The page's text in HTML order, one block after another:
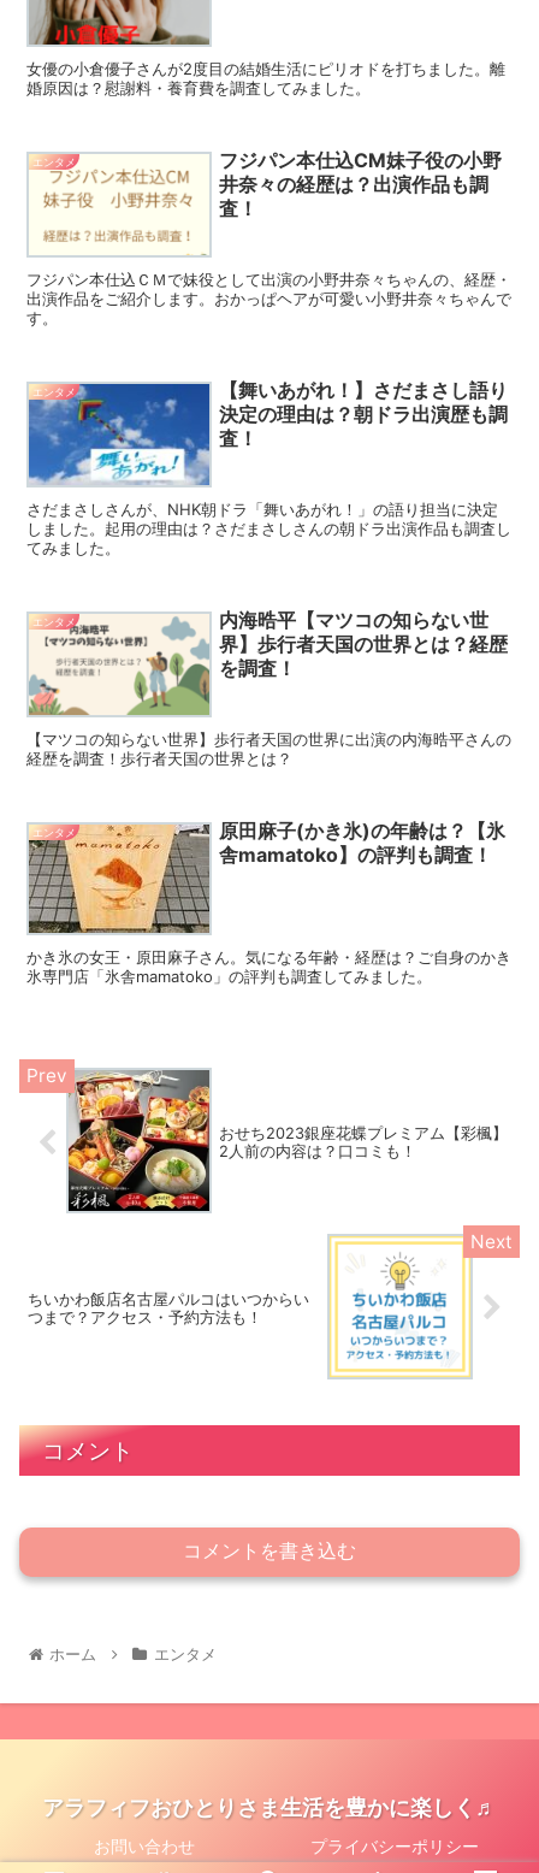
女優の小倉優子さんが2度目の結婚生活にピリオドを打ちました。離
婚原因は？慰謝料・養育費を調査してみました。
エンタメ
フジパン本仕込CM妹子役の小野
井奈々の経歴は？出演作品も調
査！
フジパン本仕込ＣＭで妹役として出演の小野井奈々ちゃんの、経歴・
出演作品をご紹介します。おかっぱヘアが可愛い小野井奈々ちゃんで
す。
エンタメ
【舞いあがれ！】さだまさし語り
決定の理由は？朝ドラ出演歴も調
査！
さだまさしさんが、NHK朝ドラ「舞いあがれ！」の語り担当に決定
しました。起用の理由は？さだまさしさんの朝ドラ出演作品も調査し
てみました。
エンタメ
内海晧平【マツコの知らない世
界】歩行者天国の世界とは？経歴
を調査！
【マツコの知らない世界】歩行者天国の世界に出演の内海晧平さんの
経歴を調査！歩行者天国の世界とは？
エンタメ
原田麻子(かき氷)の年齢は？【氷
舎mamatoko】の評判も調査！
かき氷の女王・原田麻子さん。気になる年齢・経歴は？ご自身のかき
氷専門店「氷舎mamatoko」の評判も調査してみました。
おせち2023銀座花蝶プレミアム【彩楓】
2人前の内容は？口コミも！
ちいかわ飯店名古屋パルコはいつからい
つまで？アクセス・予約方法も！
コメント
コメントを書き込む
ホーム エンタメ
アラフィフおひとりさま生活を豊かに楽しく♬
お問い合わせ プライバシーポリシー